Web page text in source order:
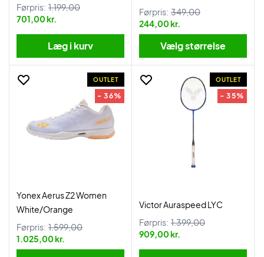
Førpris: 1.199,00
701,00 kr.
Læg i kurv
Førpris: 349,00
244,00 kr.
Vælg størrelse
OUTLET
- 36%
Yonex Aerus Z2 Women
White/Orange
Førpris: 1.599,00
1.025,00 kr.
OUTLET
- 35%
Victor Auraspeed LYC
Førpris: 1.399,00
909,00 kr.